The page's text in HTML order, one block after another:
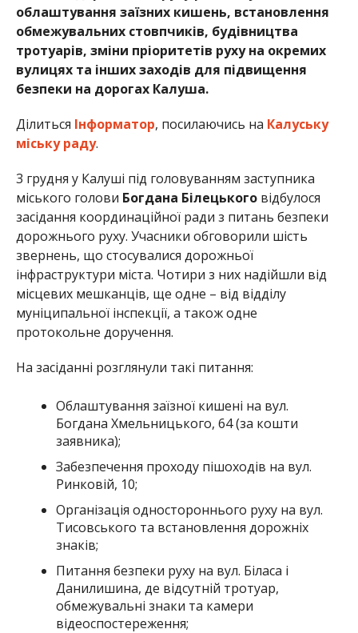
облаштування заїзних кишень, встановлення
обмежувальних стовпчиків, будівництва
тротуарів, зміни пріоритетів руху на окремих
вулицях та інших заходів для підвищення
безпеки на дорогах Калуша.
Ділиться Інформатор, посилаючись на Калуську
міську раду.
3 грудня у Калуші під головуванням заступника
міського голови Богдана Білецькоговідбулося
засідання координаційної ради з питань безпеки
дорожнього руху. Учасники обговорили шість
звернень, що стосувалися дорожньої
інфраструктури міста. Чотири з них надійшли від
місцевих мешканців, ще одне – від відділу
муніципальної інспекції, а також одне
протокольне доручення.
На засіданні розглянули такі питання:
Облаштування заїзної кишені на вул.
Богдана Хмельницького, 64 (за кошти
заявника);
Забезпечення проходу пішоходів на вул.
Ринковій, 10;
Організація одностороннього руху на вул.
Тисовського та встановлення дорожніх
знаків;
Питання безпеки руху на вул. Біласа і
Данилишина, де відсутній тротуар,
обмежувальні знаки та камери
відеоспостереження;